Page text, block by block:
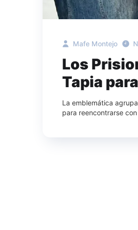
Mafe Montejo
Los
Tapia
La emblemática
para reencontrarse